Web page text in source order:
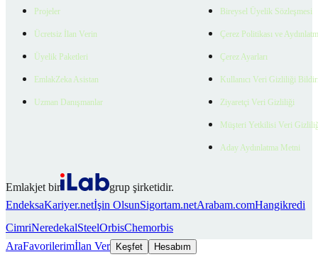
Projeler
Ücretsiz İlan Verin
Üyelik Paketleri
EmlakZeka Asistan
Uzman Danışmanlar
Bireysel Üyelik Sözleşmesi
Çerez Politikası ve
Çerez Ayarları
Kullanıcı Veri Gizliliği
Ziyaretçi Veri Gizliliği
Müşteri Yetkilisi Veri
Aday Aydınlatma Metni
Emlakjet bir
grup şirketidir.
EndeksaKariyer.netİşin OlsunSigortam.netArabam.comHangikredi
CimriNeredekalSteelOrbisChemorbis
AraFavorilerimİlan Ver Keşfet Hesabım